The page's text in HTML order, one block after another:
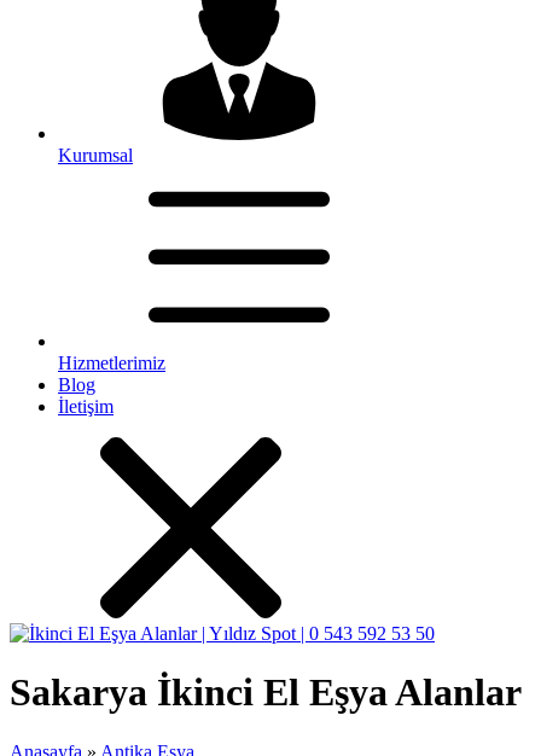
Kurumsal
Hizmetlerimiz
Blog
İletişim
Sakarya İkinci El Eşya Alanlar
Anasayfa » Antika Eşya